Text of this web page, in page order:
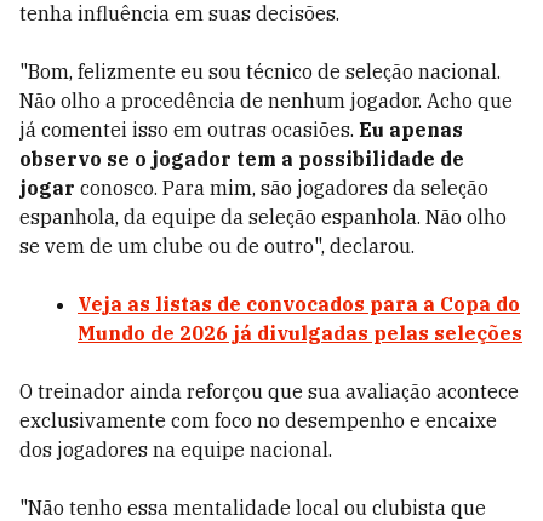
tenha influência em suas decisões.
"Bom, felizmente eu sou técnico de seleção nacional.
Não olho a procedência de nenhum jogador. Acho que
já comentei isso em outras ocasiões. Eu apenas
observo se o jogador tem a possibilidade de
jogar conosco. Para mim, são jogadores da seleção
espanhola, da equipe da seleção espanhola. Não olho
se vem de um clube ou de outro", declarou.
Veja as listas de convocados para a Copa do
Mundo de 2026 já divulgadas pelas seleções
O treinador ainda reforçou que sua avaliação acontece
exclusivamente com foco no desempenho e encaixe
dos jogadores na equipe nacional.
"Não tenho essa mentalidade local ou clubista que